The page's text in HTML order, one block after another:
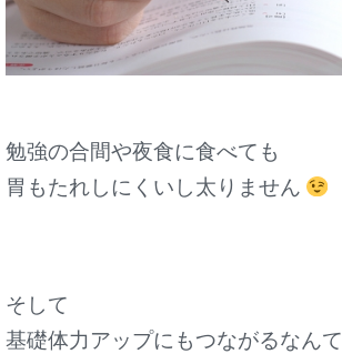
勉強の合間や夜食に食べても
胃もたれしにくいし太りません
そして
基礎体力アップにもつながるなんて